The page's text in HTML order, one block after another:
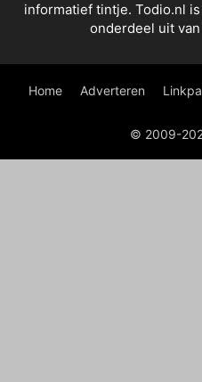
informatief tintje. Todio.nl
onderdeel uit
Home Adverteren
© 2009-